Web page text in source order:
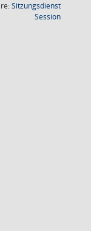
Sitzungsdienst
Session(Wird in